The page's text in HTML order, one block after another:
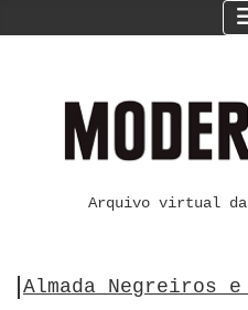
Arquivo virtual da
Almada Negreiros